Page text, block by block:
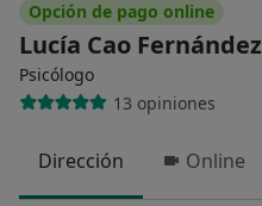
Opción de pago online
Lucía Cao Fernández
Psicólogo
13 opiniones
Dirección Online